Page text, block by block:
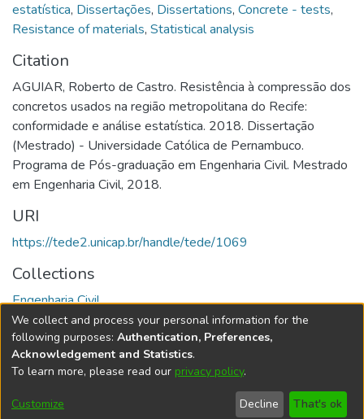
estatística, Dissertações, Dissertations, Concrete - tests,
Resistance of materials, Statistical analysis
Citation
AGUIAR, Roberto de Castro. Resistência à compressão dos
concretos usados na região metropolitana do Recife:
conformidade e análise estatística. 2018. Dissertação
(Mestrado) - Universidade Católica de Pernambuco.
Programa de Pós-graduação em Engenharia Civil. Mestrado
em Engenharia Civil, 2018.
URI
https://tede2.unicap.br/handle/tede/1069
Collections
Engenharia Civil
Full item page
DSpace softwarecopyright © 2002-2026
Cookie
End User
Send
We collect and process your personal information for the
following purposes: Authentication, Preferences,
Acknowledgement and Statistics.
To learn more, please read our privacy policy.
Customize Decline That's ok